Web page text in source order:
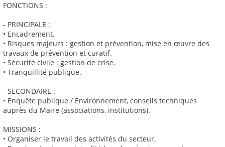
FONCTIONS :
- PRINCIPALE :
• Encadrement.
• Risques majeurs : gestion et prévention, mise en œuvre des
travaux de prévention et curatif.
• Sécurité civile : gestion de crise.
• Tranquillité publique.
- SECONDAIRE :
• Enquête publique / Environnement, conseils techniques
auprès du Maire (associations, institutions).
MISSIONS :
• Organiser le travail des activités du secteur,